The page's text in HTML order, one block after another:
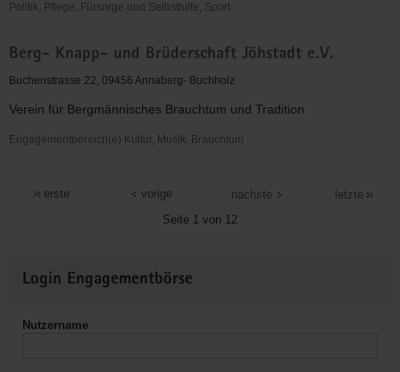
Politik, Pflege, Fürsorge und Selbsthilfe, Sport
Kreisverband
Annaberg/Mittleres
e.V.
Berg- Knapp- und Brüderschaft Jöhstadt e.V.
Buchenstrasse 22, 09456 Annaberg- Buchholz
Verein für Bergmännisches Brauchtum und Tradition
Engagementbereich(e) Kultur, Musik, Brauchtum
e.V.
erste
vorige
Seite 1 von 12
nächste letzte
Informationen
Login Engagementbörse
Nutzername